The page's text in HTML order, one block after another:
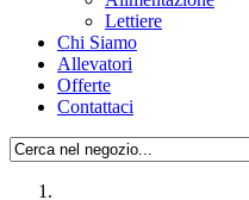
Lettiere
Chi Siamo
Allevatori
Offerte
Contattaci